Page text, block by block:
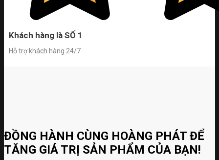
Khách hàng là SỐ 1
Hỗ trợ khách hàng 24/7
ĐỒNG HÀNH CÙNG HOÀNG PHÁT ĐỂ
TĂNG GIÁ TRỊ SẢN PHẨM CỦA BẠN!